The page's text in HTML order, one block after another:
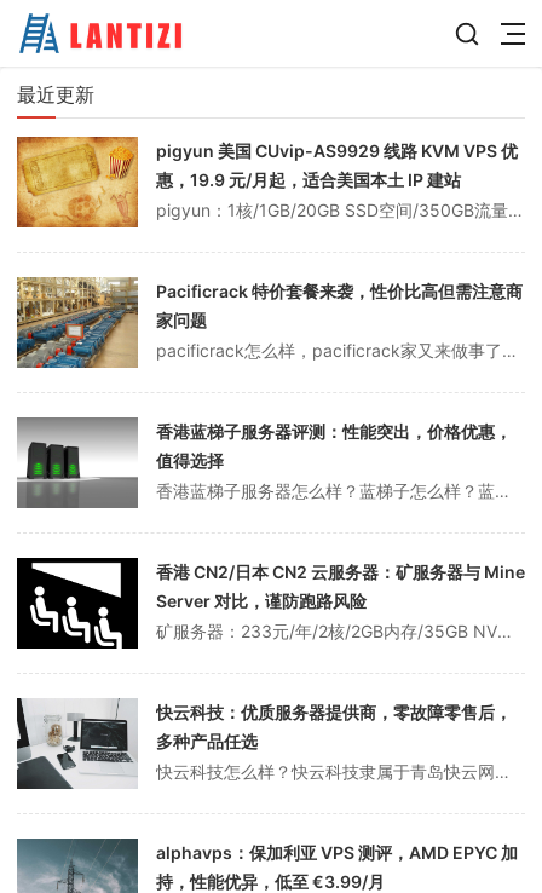
最近更新
pigyun 美国 CUvip-AS9929 线路 KVM VPS 优
惠，19.9 元/月起，适合美国本土 IP 建站
pigyun：1核/1GB/20GB SSD空间/350GB流量/50Mbps-300Mbps端口//KVM/洛杉矶/电信GIA 联通9929;美国本土ip，19.9元/月。PIGYun，中国商家成立于2019年，主要提供香港、韩国等KVM VPS。现在新推出美国 CUvip-AS9929 线路KVM VPS...
Pacificrack 特价套餐来袭，性价比高但需注意商
家问题
pacificrack怎么样，pacificrack家又来做事了，前段时间20.21美元套餐刚刚过去。今天，Pacificrack商家又发布了一个特价套餐，性价比还是很高的。依托洛杉矶qn机房的背景，商家的任性度相当高。上次没抢到的朋友可以上这辆车，后续机房可能会因为库存不足而涨价。注：本网站黑名单IDC，平...
香港蓝梯子服务器评测：性能突出，价格优惠，
值得选择
香港蓝梯子服务器怎么样？蓝梯子怎么样？蓝梯子主要经营香港云服务器、香港vps主机和香港物理服务器。蓝梯子成立于2017年，经过数十年的云计算行业经验和5年的云计算蛰伏。蓝梯子为中小企业和个人站长提供优质稳定的云计算产品，如云服务器、云虚拟主机、域名注册、主机托管等。目前，蓝梯子推出了BGP线和CN2线高防香港...
香港 CN2/日本 CN2 云服务器：矿服务器与 Mine
Server 对比，谨防跑路风险
矿服务器：233元/年/2核/2GB内存/35GB NVME空间/不限流量/15Mbps-20Mbps带宽/KVM/香港CN2/日本CN2云服务器。 那么mineserver呢，MineServer是一家中国企业，主要提供香港CN2 KVM VPS、日本CN2 KVM VPS、端口转发等服务，这些都是之前已经...
快云科技：优质服务器提供商，零故障零售后，
多种产品任选
快云科技怎么样？快云科技隶属于青岛快云网络科技有限公司，我们以服务客户、服务大众的理念运营，自营机器，线路优良、价格低廉，目前使用客户已达3500+，在尽可能做到零故障零售后，主营产品有：香港弹性云服务器、美国vps和日本vps、香港实体机、国内高防实体机和美日高防实体机。所有配置都有20M带宽，国内回程三网...
alphavps：保加利亚 VPS 测评，AMD EPYC 加
持，性能优异，低至 €3.99/月